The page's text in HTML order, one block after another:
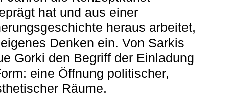
hat und aus einer
heraus arbeitet,
Denken ein. Von Sarkis
Gorki den Begriff der Einladung
eine Öffnung politischer,
Räume.